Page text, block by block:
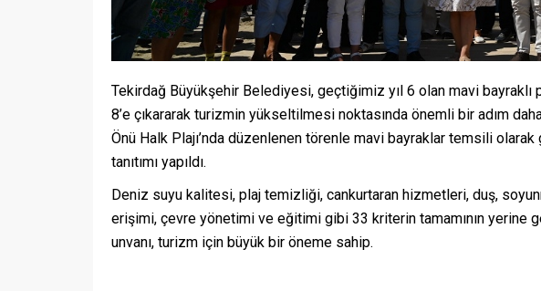
Tekirdağ Büyükşehir Belediyesi, geçtiğimiz yıl 6 olan mavi bayraklı
8’e çıkararak turizmin yükseltilmesi noktasında önemli bir adım
Önü Halk Plajı’nda düzenlenen törenle mavi bayraklar temsili
tanıtımı yapıldı.
Deniz suyu kalitesi, plaj temizliği, cankurtaran hizmetleri, duş,
erişimi, çevre yönetimi ve eğitimi gibi 33 kriterin tamamının yerine
unvanı, turizm için büyük bir öneme sahip.